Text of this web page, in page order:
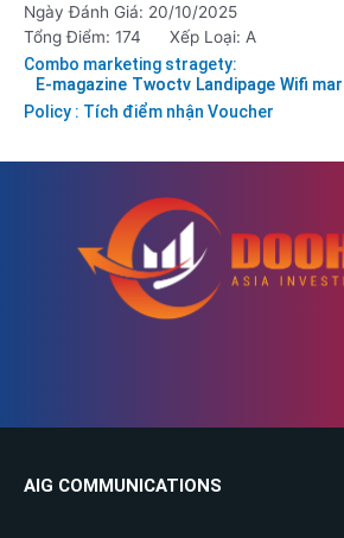
Ngày Đánh Giá: 20/10/2025
Tổng Điểm: 174
Xếp Loại: A
Combo marketing stragety:
E-magazine Twoctv Landipage Wifi
Policy : Tích điểm nhận Voucher
AIG COMMUNICATIONS